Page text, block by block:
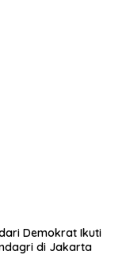
Demokrat Ikuti
di Jakarta